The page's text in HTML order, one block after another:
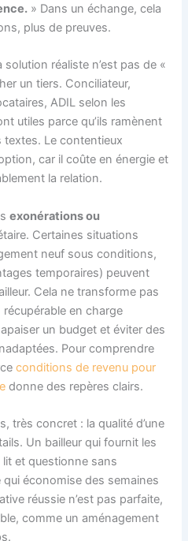
» Dans un échange, cela
plus de preuves.
réaliste n’est pas de «
un tiers. Conciliateur,
ADIL selon les
utiles parce qu’ils ramènent
textes. Le contentieux
car il coûte en énergie et
la relation.
exonérations ou
Certaines situations
neuf sous conditions,
temporaires) peuvent
Cela ne transforme pas
en charge
un budget et éviter des
Pour comprendre
conditions de revenu pour
donne des repères clairs.
très concret : la qualité d’une
Un bailleur qui fournit les
et questionne sans
qui économise des semaines
réussie n’est pas parfaite,
comme un aménagement